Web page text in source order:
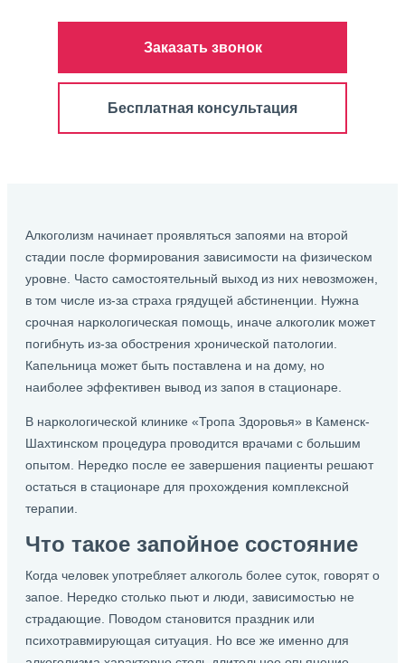
Заказать звонок
Бесплатная консультация
Алкоголизм начинает проявляться запоями на второй
стадии после формирования зависимости на физическом
уровне. Часто самостоятельный выход из них невозможен,
в том числе из-за страха грядущей абстиненции. Нужна
срочная наркологическая помощь, иначе алкоголик может
погибнуть из-за обострения хронической патологии.
Капельница может быть поставлена и на дому, но
наиболее эффективен вывод из запоя в стационаре.
В наркологической клинике «Тропа Здоровья» в Каменск-
Шахтинском процедура проводится врачами с большим
опытом. Нередко после ее завершения пациенты решают
остаться в стационаре для прохождения комплексной
терапии.
Что такое запойное состояние
Когда человек употребляет алкоголь более суток, говорят о
запое. Нередко столько пьют и люди, зависимостью не
страдающие. Поводом становится праздник или
психотравмирующая ситуация. Но все же именно для